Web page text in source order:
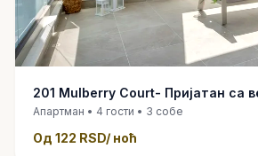
201 Mulberry Court- Пријатан са
Апартман • 4 гости • 3 собе
Од 122 RSD/ ноћ